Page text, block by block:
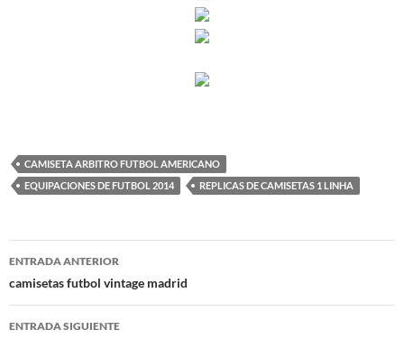
CAMISETA ARBITRO FUTBOL AMERICANO
EQUIPACIONES DE FUTBOL 2014
REPLICAS DE CAMISETAS 1 LINHA
Navegación
de
entradas
ENTRADA ANTERIOR
camisetas futbol vintage madrid
ENTRADA SIGUIENTE